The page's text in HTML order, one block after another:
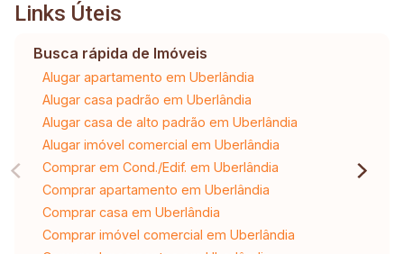
Links Úteis
Busca rápida de Imóveis
Alugar apartamento em Uberlândia
Alugar casa padrão em Uberlândia
Alugar casa de alto padrão em Uberlândia
Alugar imóvel comercial em Uberlândia
Comprar em Cond./Edif. em Uberlândia
Comprar apartamento em Uberlândia
Comprar casa em Uberlândia
Comprar imóvel comercial em Uberlândia